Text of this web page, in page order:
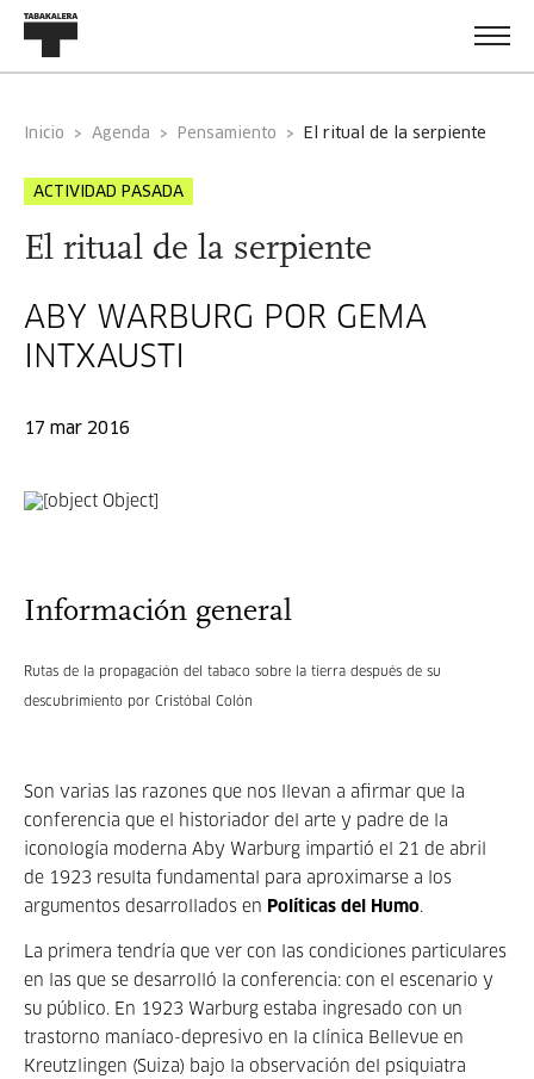
Inicio Agenda Pensamiento el ritual de la serpiente
ACTIVIDAD PASADA
El ritual de la serpiente
ABY WARBURG POR GEMA
INTXAUSTI
17 mar 2016
Información general
Rutas de la propagación del tabaco sobre la tierra después de su
descubrimiento por Cristóbal Colón
Son varias las razones que nos llevan a afirmar que la
conferencia que el historiador del arte y padre de la
iconología moderna Aby Warburg impartió el 21 de abril
de 1923 resulta fundamental para aproximarse a los
argumentos desarrollados en Políticas del Humo.
La primera tendría que ver con las condiciones particulares
en las que se desarrolló la conferencia: con el escenario y
su público. En 1923 Warburg estaba ingresado con un
trastorno maníaco-depresivo en la clínica Bellevue en
Kreutzlingen (Suiza) bajo la observación del psiquiatra